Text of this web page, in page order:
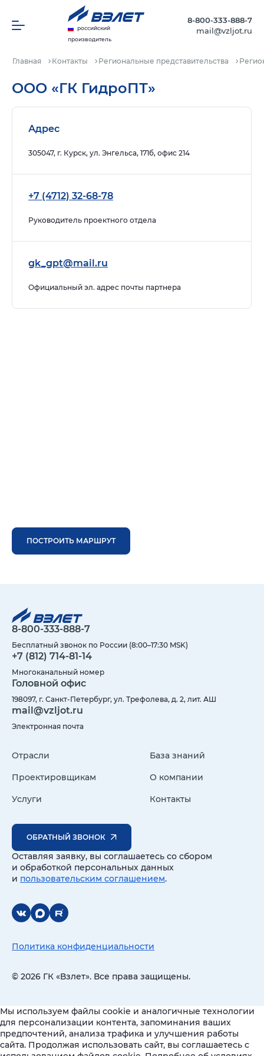
российский
производитель
8-800-333-888-7
mail@vzljot.ru
Главная Контакты Региональные представительства
ООО «ГК ГидроПТ»
Адрес
305047, г. Курск, ул. Энгельса, 171б, офис 214
+7 (4712) 32-68-78
Руководитель проектного отдела
gk_gpt@mail.ru
Официальный эл. адрес почты партнера
ПОСТРОИТЬ МАРШРУТ
8-800-333-888-7
Бесплатный звонок по России (8:00–17:30 MSK)
+7 (812) 714-81-14
Многоканальный номер
Головной офис
198097, г. Санкт-Петербург, ул. Трефолева, д. 2, лит. АШ
mail@vzljot.ru
Электронная почта
Отрасли
Проектировщикам
Услуги
База знаний
О компании
Контакты
ОБРАТНЫЙ ЗВОНОК
Оставляя заявку, вы соглашаетесь со сбором
и обработкой персональных данных
и пользовательским соглашением.
© 2026 ГК «Взлет». Все права защищены.
Политика конфиденциальности
Мы используем файлы cookie и аналогичные технологии
для персонализации контента, запоминания ваших
предпочтений, анализа трафика и улучшения работы
сайта. Продолжая использовать сайт, вы соглашаетесь с